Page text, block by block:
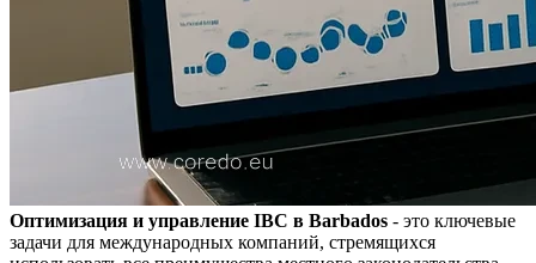
Оптимизация и управление IBC в Barbados - это ключевые
задачи для международных компаний, стремящихся